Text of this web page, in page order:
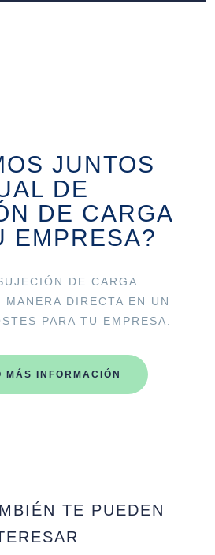
JUNTOS
DE
DE CARGA
EMPRESA?
DE CARGA
MANERA DIRECTA EN UN
PARA TU EMPRESA.
MÁS INFORMACIÓN
TE PUEDEN